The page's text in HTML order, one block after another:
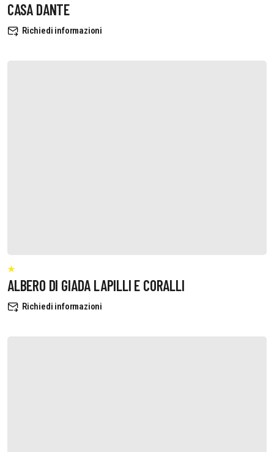
CASA DANTE
Richiedi informazioni
ALBERO DI GIADA LAPILLI E CORALLI
Richiedi informazioni